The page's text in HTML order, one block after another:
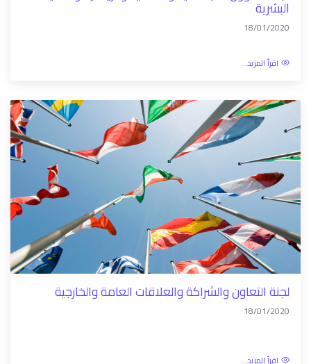
لجنة الشؤون الاجتماعية والثقافية والرياضية والتنمية
البشرية
18/01/2020
اقرأ المزيد...